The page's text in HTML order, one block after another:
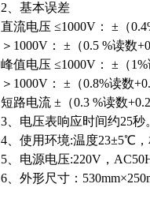
2、基本误差
直流电压 ≤1000V： ±（
＞1000V： ±（0.5 %读数
峰值电压 ≤1000V： ±（
＞1000V： ±（0.8%读数
短路电流 ±（0.3 %读数
3、电压表响应时间约25秒
4、使用环境:温度23±5℃，
5、电源电压:220V，
6、外形尺寸：